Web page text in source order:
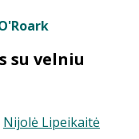
su velniu
Nijolė Lipeikaitė